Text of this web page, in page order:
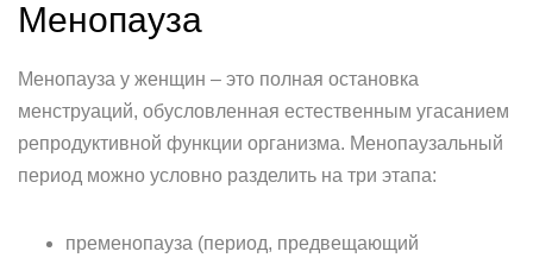
Менопауза
Менопауза у женщин – это полная остановка
менструаций, обусловленная естественным угасанием
репродуктивной функции организма. Менопаузальный
период можно условно разделить на три этапа:
пременопауза (период, предвещающий